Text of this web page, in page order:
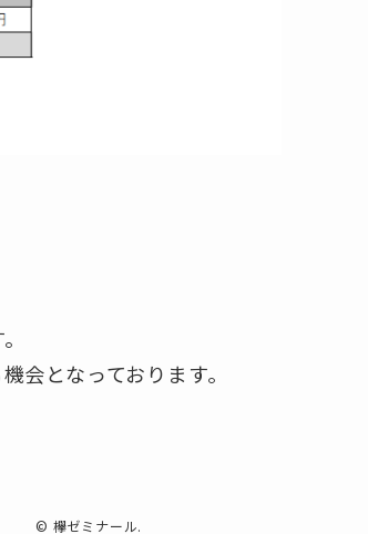
会となっております。
© 欅ゼミナール.